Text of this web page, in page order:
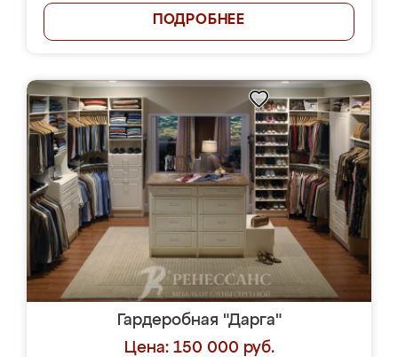
ПОДРОБНЕЕ
Гардеробная "Дарга"
Цена: 150 000 руб.